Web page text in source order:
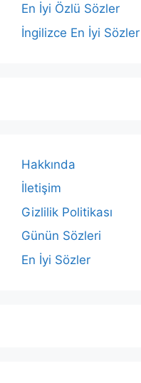
En İyi Özlü Sözler
İngilizce En İyi Sözler
Hakkında
İletişim
Gizlilik Politikası
Günün Sözleri
En İyi Sözler